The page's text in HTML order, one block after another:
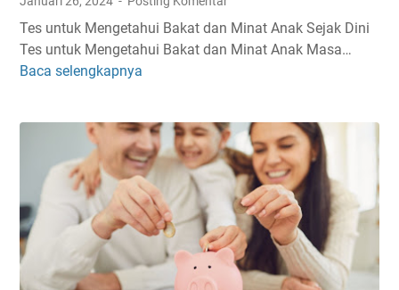
g
i
G
r
s
U
n
t
u
k
Tes untuk Mengetahui Bakat dan Minat Anak Sejak Dini
Tes untuk Mengetahui Bakat dan Minat Anak Masa…
Baca selengkapnya
u
n
t
u
k
e
n